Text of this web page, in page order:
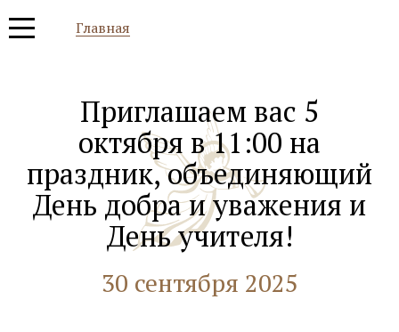
Главная
Приглашаем вас 5
октября в 11:00 на
праздник, объединяющий
День добра и уважения и
День учителя!
30 сентября 2025